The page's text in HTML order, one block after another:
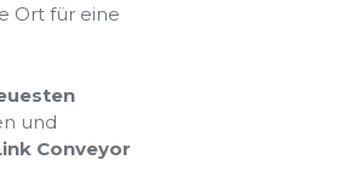
Ort für eine
und
Conveyor